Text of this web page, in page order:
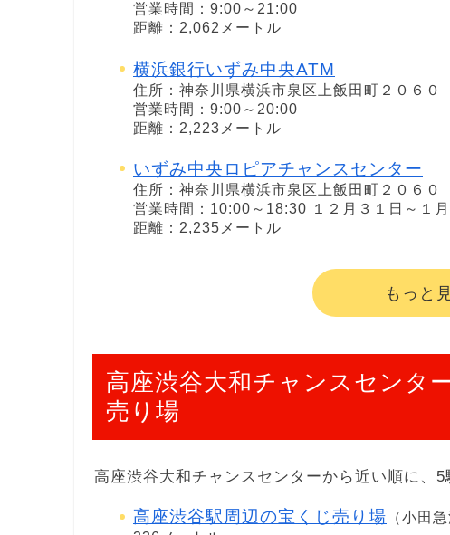
営業時間：9:00～21:00
距離：2,062メートル
横浜銀行いずみ中央ATM
住所：神奈川県横浜市泉区上飯田町２０６０
営業時間：9:00～20:00
距離：2,223メートル
いずみ中央ロピアチャンスセンター
住所：神奈川県横浜市泉区上飯田町２０６０
営業時間：10:00～18:30 １２月３１日～１
距離：2,235メートル
もっと
高座渋谷大和チャンスセンタ
売り場
高座渋谷大和チャンスセンターから近い順に、5
高座渋谷駅周辺の宝くじ売り場 （小田